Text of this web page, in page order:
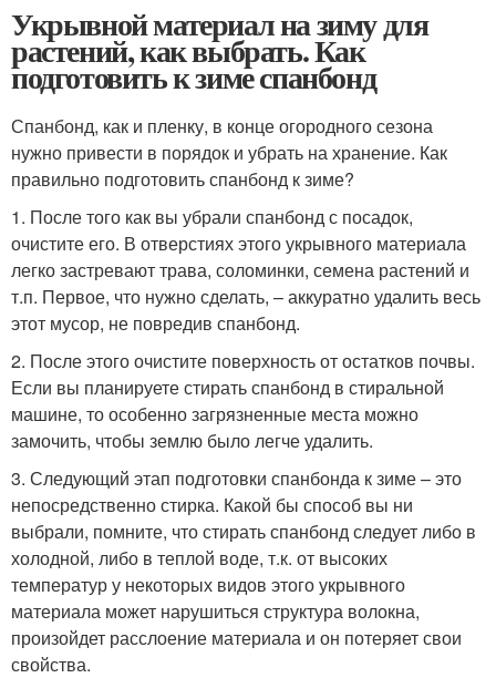
Укрывной материал на зиму для
растений, как выбрать. Как
подготовить к зиме спанбонд
Спанбонд, как и пленку, в конце огородного сезона
нужно привести в порядок и убрать на хранение. Как
правильно подготовить спанбонд к зиме?
1. После того как вы убрали спанбонд с посадок,
очистите его. В отверстиях этого укрывного материала
легко застревают трава, соломинки, семена растений и
т.п. Первое, что нужно сделать, – аккуратно удалить весь
этот мусор, не повредив спанбонд.
2. После этого очистите поверхность от остатков почвы.
Если вы планируете стирать спанбонд в стиральной
машине, то особенно загрязненные места можно
замочить, чтобы землю было легче удалить.
3. Следующий этап подготовки спанбонда к зиме – это
непосредственно стирка. Какой бы способ вы ни
выбрали, помните, что стирать спанбонд следует либо в
холодной, либо в теплой воде, т.к. от высоких
температур у некоторых видов этого укрывного
материала может нарушиться структура волокна,
произойдет расслоение материала и он потеряет свои
свойства.